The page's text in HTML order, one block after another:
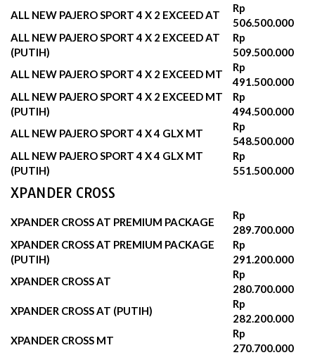
ALL NEW PAJERO SPORT 4 X 2 EXCEED AT
Rp
506.500.000
ALL NEW PAJERO SPORT 4 X 2 EXCEED AT
(PUTIH)
Rp
509.500.000‬
ALL NEW PAJERO SPORT 4 X 2 EXCEED MT
Rp
491.500.000
ALL NEW PAJERO SPORT 4 X 2 EXCEED MT
(PUTIH)
Rp
494.500.000‬
ALL NEW PAJERO SPORT 4 X 4 GLX MT
Rp
548.500.000
ALL NEW PAJERO SPORT 4 X 4 GLX MT
(PUTIH)
Rp
551.500.000‬
XPANDER CROSS
XPANDER CROSS AT PREMIUM PACKAGE
Rp
289.700.000‬
XPANDER CROSS AT PREMIUM PACKAGE
(PUTIH)
Rp
291.200.000‬
XPANDER CROSS AT
Rp
280.700.000‬
XPANDER CROSS AT (PUTIH)
Rp
282.200.000‬
XPANDER CROSS MT
Rp
270.700.000‬